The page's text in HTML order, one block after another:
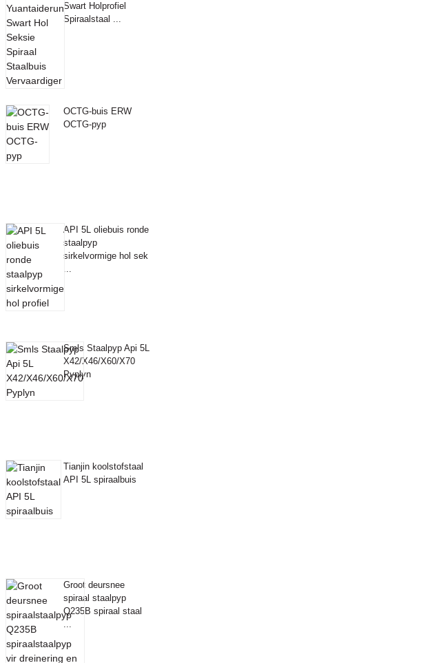
Swart Holprofiel
Spiraalstaal ...
OCTG-buis ERW
OCTG-pyp
API 5L oliebuis ronde
staalpyp
sirkelvormige hol sek
...
Smls Staalpyp Api 5L
X42/X46/X60/X70
Pyplyn
Tianjin koolstofstaal
API 5L spiraalbuis
Groot deursnee
spiraal staalpyp
Q235B spiraal staal
...